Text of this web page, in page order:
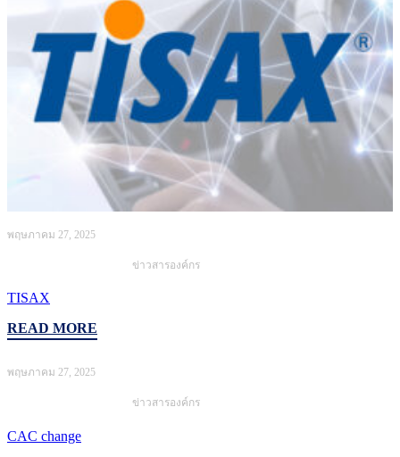
พฤษภาคม 27, 2025
ข่าวสารองค์กร
TISAX
READ MORE
พฤษภาคม 27, 2025
ข่าวสารองค์กร
CAC change